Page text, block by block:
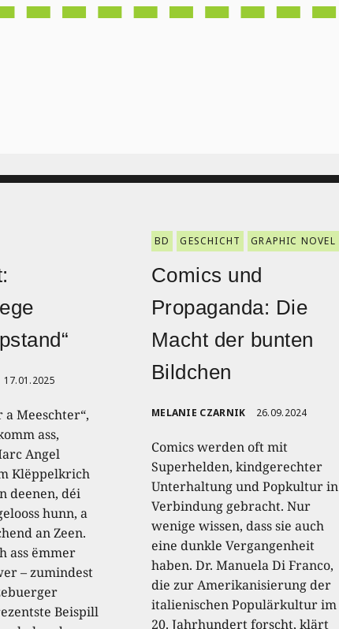
17.01.2025
a Meeschter“,
ass,
Angel
Klëppelkrich
deenen, déi
hunn, a
an Zeen.
ass ëmmer
– zumindest
Beispill
BD GESCHICHT GRAPHIC NOVEL
Comics und
Propaganda: Die
Macht der bunten
Bildchen
MELANIE CZARNIK 26.09.2024
Comics werden oft mit
Superhelden, kindgerechter
Unterhaltung und Popkultur in
Verbindung gebracht. Nur
wenige wissen, dass sie auch
eine dunkle Vergangenheit
haben. Dr. Manuela Di Franco,
die zur Amerikanisierung der
italienischen Populärkultur im
20. Jahrhundert forscht, klärt